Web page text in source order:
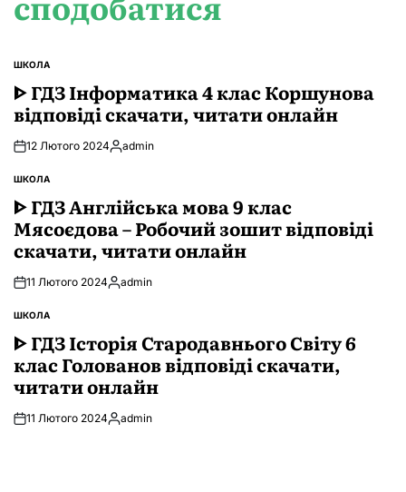
ОПУБЛІКУВАТИ
У
ШКОЛА
ᐈ ГДЗ Інформатика 4 клас Коршунова
відповіді скачати, читати онлайн
12 Лютого 2024Опубліковано
admin
ОПУБЛІКУВАТИ
У
ШКОЛА
ᐈ ГДЗ Англійська мова 9 клас
Мясоєдова – Робочий зошит відповіді
скачати, читати онлайн
11 Лютого 2024Опубліковано
admin
ОПУБЛІКУВАТИ
У
ШКОЛА
ᐈ ГДЗ Історія Стародавнього Свiту 6
клас Голованов відповіді скачати,
читати онлайн
11 Лютого 2024Опубліковано
admin